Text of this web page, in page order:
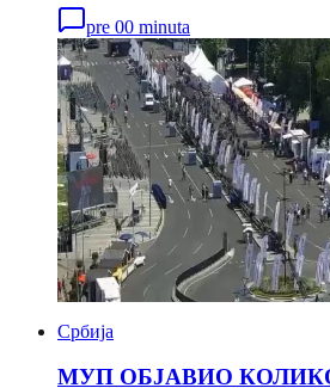
pre 00 minuta
Србија
МУП ОБЈАВИО